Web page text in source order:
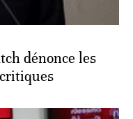
dénonce les